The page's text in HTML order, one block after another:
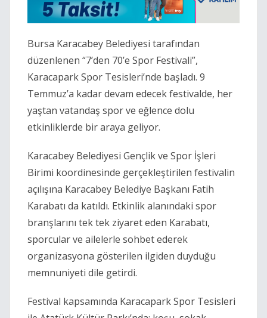
Bursa Karacabey Belediyesi tarafından
düzenlenen “7’den 70’e Spor Festivali”,
Karacapark Spor Tesisleri’nde başladı. 9
Temmuz’a kadar devam edecek festivalde, her
yaştan vatandaş spor ve eğlence dolu
etkinliklerde bir araya geliyor.
Karacabey Belediyesi Gençlik ve Spor İşleri
Birimi koordinesinde gerçekleştirilen festivalin
açılışına Karacabey Belediye Başkanı Fatih
Karabatı da katıldı. Etkinlik alanındaki spor
branşlarını tek tek ziyaret eden Karabatı,
sporcular ve ailelerle sohbet ederek
organizasyona gösterilen ilgiden duyduğu
memnuniyeti dile getirdi.
Festival kapsamında Karacapark Spor Tesisleri